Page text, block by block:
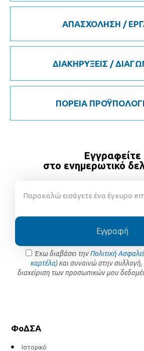
ΑΠΑΣΧΟΛΗΣΗ /
ΔΙΑΚΗΡΥΞΕΙΣ /
ΠΟΡΕΙΑ
Εγγραφείτε
στο ενημερωτικό
Έχω διαβάσει τηνΠολιτική
καρτέλα)και συναινώ στην
διαχείριση των προσωπικών μου
Εγγραφή
ΦοΔΣΑ
Ιστορικό